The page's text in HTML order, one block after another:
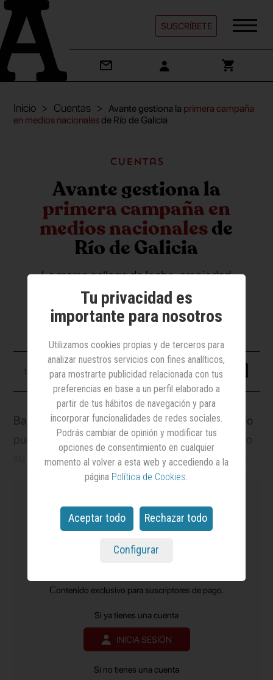
SUSCRÍBETE
Inicio Cuentas Avante gestiona la primera campaña
en medios nacionales de Río de Galicia
Cuentas
Avante gestiona la
primera campaña en
medios nacionalesde
Río de Galicia
La marca gallega de leche, propiedad
de Grupo Lence, estrena un spot en
televisión creado por Anarchy
11 marzo 2024
Bajo el lemaActitud Río. Puro coraje y con el foco
puesto en la mujer, Río de Galicia ha emprendido
su primera campaña en televisión nacional, de la
mano de Avante, que se encarga de la
responsable de la creatividad de la marca.
líder en notoriedad y credibilidad
en el sector de la Publicidad y el Marketing
Contenido exclusivo para suscriptores de pago.
Si ya tienes una cuenta
INICIA SESIÓN
Si no tienes una cuenta
Tu privacidad es
importante para nosotros
Utilizamos cookies propias y de terceros para
analizar nuestros servicios con fines analíticos,
para mostrarte publicidad relacionada con tus
preferencias en base a un perfil elaborado a
partir de tus hábitos de navegación y para
incorporar funcionalidades de redes sociales.
Podrás cambiar de opinión y modificar tus
opciones de consentimiento en cualquier
momento al volver a esta web y accediendo a la
página Política de Cookies
Aceptar todo Rechazar todo
Configurar